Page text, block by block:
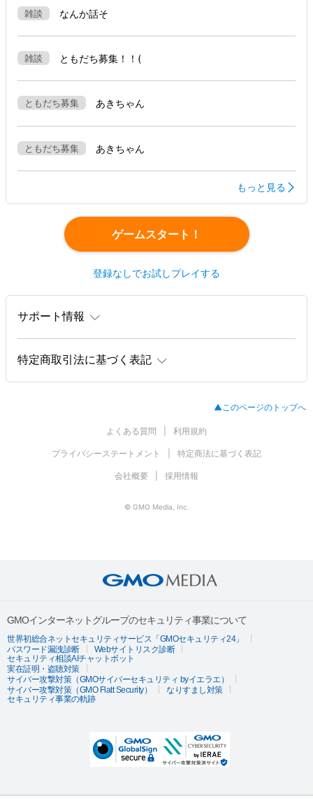
雑談 なんか話そ
雑談 ともだち募集！！(
ともだち募集 あきちゃん
ともだち募集 あきちゃん
もっと見る
ゲームスタート！
登録なしでお試しプレイする
サポート情報
特定商取引法に基づく表記
▲このページのトップへ
よくある質問 利用規約
プライバシーステートメント 特定商法に基づく表記
会社概要 採用情報
© GMO Media, Inc.
GMOインターネットグループのセキュリティ事業について
世界初総合ネットセキュリティサービス「GMOセキュリティ24」
パスワード漏洩診断
Webサイトリスク診断
セキュリティ相談AIチャットボット
実在証明・盗聴対策
サイバー攻撃対策（GMOサイバーセキュリティ byイエラエ）
サイバー攻撃対策（GMO Flatt Security）
なりすまし対策
セキュリティ事業の軌跡